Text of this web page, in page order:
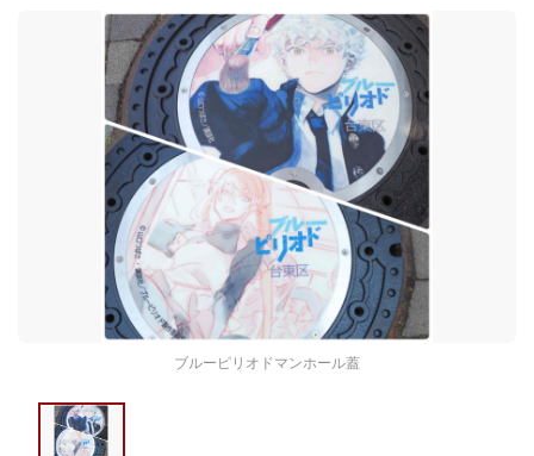
ブルーピリオドマンホール蓋